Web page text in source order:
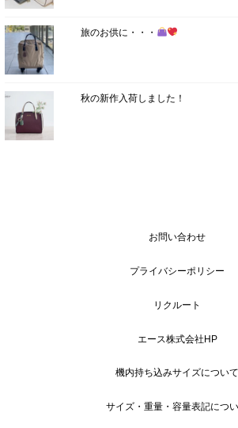
旅のお供に・・・
秋の新作入荷しました！
お問い合わせ
プライバシーポリシー
リクルート
エース株式会社HP
機内持ち込みサイズについて
サイズ・重量・容量表記につ